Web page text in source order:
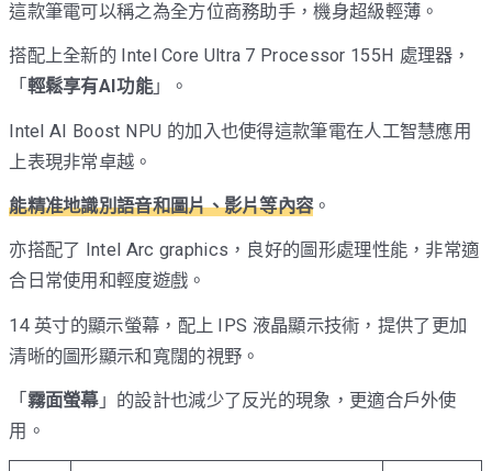
這款筆電可以稱之為全方位商務助手，機身超級輕薄。
搭配上全新的 Intel Core Ultra 7 Processor 155H 處理器，
「 輕鬆享有AI功能」。
Intel AI Boost NPU 的加入也使得這款筆電在人工智慧應用
上表現非常卓越。
能精准地識別語音和圖片、影片等內容。
亦搭配了 Intel Arc graphics，良好的圖形處理性能，非常適
合日常使用和輕度遊戲。
14 英寸的顯示螢幕，配上 IPS 液晶顯示技術，提供了更加
清晰的圖形顯示和寬闊的視野。
「霧面螢幕」的設計也減少了反光的現象，更適合戶外使
用。